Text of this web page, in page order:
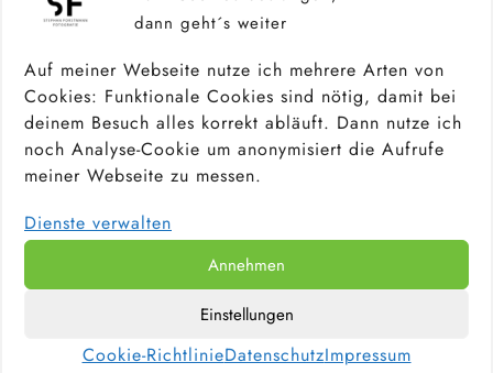
dann geht´s weiter
Auf meiner Webseite nutze ich mehrere Arten von
Cookies: Funktionale Cookies sind nötig, damit bei
deinem Besuch alles korrekt abläuft. Dann nutze ich
noch Analyse-Cookie um anonymisiert die Aufrufe
meiner Webseite zu messen.
Dienste verwalten
Annehmen
Einstellungen
Cookie-RichtlinieDatenschutzImpressum
KAMERA FÜR ANFÄNGER &
HOBBYFOTOGRAFEN: DIE BESTEN
EINSTEIGERKAMERAS 2026